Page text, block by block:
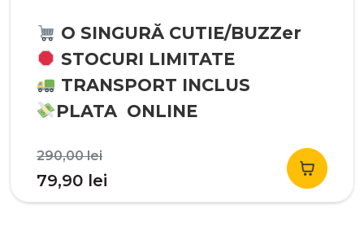
O SINGURĂ CUTIE/BUZZer
STOCURI LIMITATE
TRANSPORT INCLUS
PLATA ONLINE
290,00leiPrețul
inițial
a
79,90 lei
curent